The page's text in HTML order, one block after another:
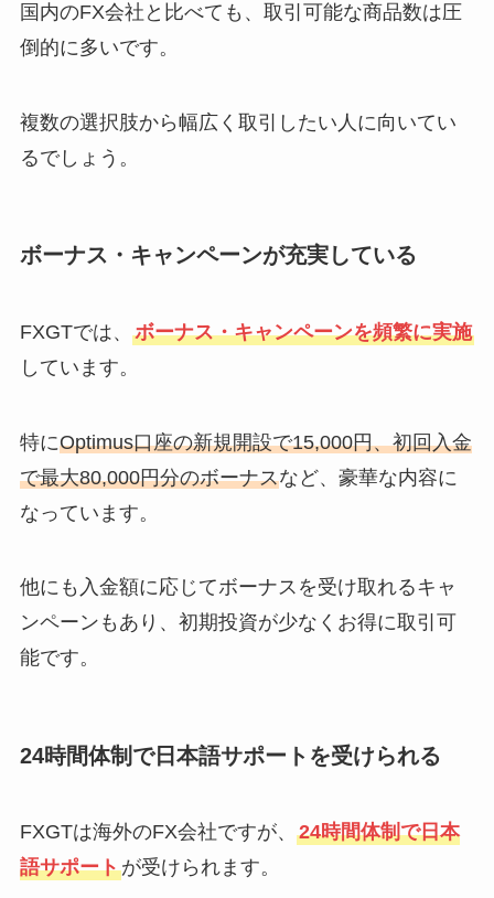
国内のFX会社と比べても、取引可能な商品数は圧
倒的に多いです。
複数の選択肢から幅広く取引したい人に向いてい
るでしょう。
ボーナス・キャンペーンが充実している
FXGTでは、 ボーナス・キャンペーンを頻繁に実施
しています。
特にOptimus口座の新規開設で15,000円、初回入金
で最大80,000円分のボーナスなど、豪華な内容に
なっています。
他にも入金額に応じてボーナスを受け取れるキャ
ンペーンもあり、初期投資が少なくお得に取引可
能です。
24時間体制で日本語サポートを受けられる
FXGTは海外のFX会社ですが、 24時間体制で日本
語サポートが受けられます。